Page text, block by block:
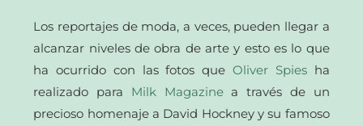
Los reportajes de moda, a veces, pueden llegar a
alcanzar niveles de obra de arte y esto es lo que
ha ocurrido con las fotos queOliver Spiesha
realizado para Milk Magazinea través de un
precioso homenaje a David Hockney y su famoso